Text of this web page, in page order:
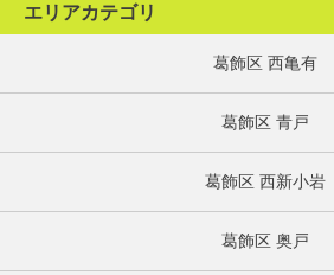
エリアカテゴリ
葛飾区 西亀有
葛飾区 青戸
葛飾区 西新小岩
葛飾区 奥戸